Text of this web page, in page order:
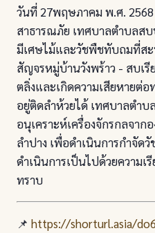
วันที่ 27พฤษภาคม พ.ศ.
สาธารณภัย เทศบาลตำบลส
มีเศษไม้และวัชพืชทับถมที่ส
สัญจรหมู่บ้านวังพร้าว - สบเรี
ตลิ่งและเกิดความเสียหายต่
อยู่ติดลำห้วยได้ เทศบาลตำบ
อนุเคราะห์เครื่องจักรกลจาก
ลำปาง เพื่อดำเนินการกำจัด
ดำเนินการเป็นไปด้วยความเ
ทราบ
📌 https://shorturl.asia/